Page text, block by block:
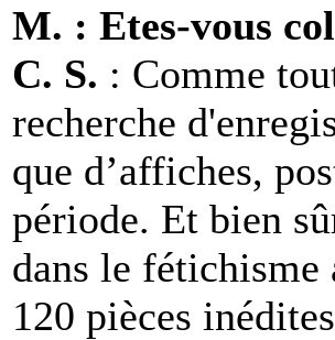
M. : Etes-vous
C. S. : Comme
recherche
que d’affiches,
période. Et bien
dans le fétichisme
120 pièces